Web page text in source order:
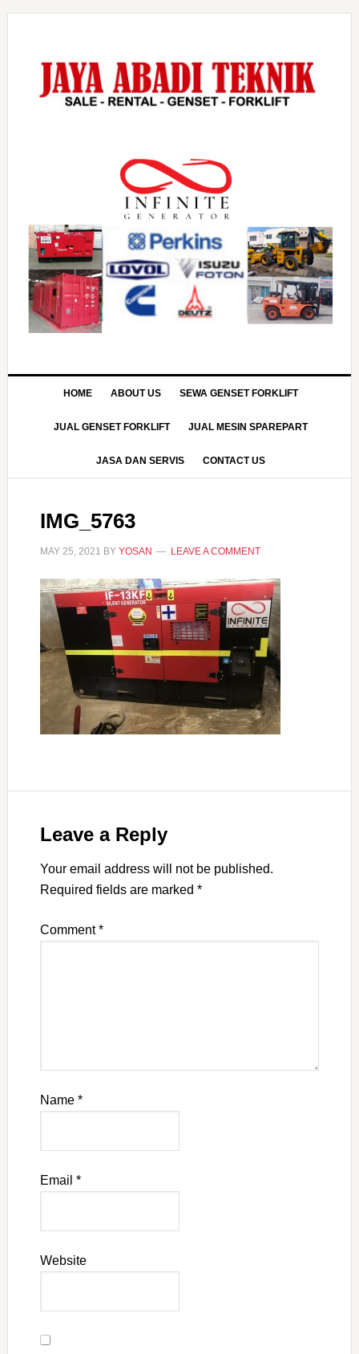
HOME ABOUT US SEWA GENSET FORKLIFT
JUAL GENSET FORKLIFT JUAL MESIN SPAREPART
JASA DAN SERVIS CONTACT US
IMG_5763
MAY 25, 2021 BY YOSAN LEAVE A COMMENT
Leave a Reply
Your email address will not be published.
Required fields are marked *
Comment*
Name *
Email *
Website